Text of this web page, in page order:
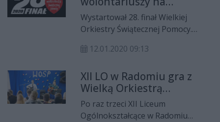
radomskich ulicach
Wystartował 28. finał Wielkiej
Orkiestry Świątecznej Pomocy.
ruszyły wcześniej, jednak dziś czeka
filmów, koncerty czy „Światełko do
nieba” ku pamięci Pawła
Adamowicza.
12.01.2020 09:13
XII LO w Radomiu gra z
Wielką Orkiestrą
Świątecznej Pomocy
Po raz trzeci XII Liceum
Ogólnokształcące w Radomiu